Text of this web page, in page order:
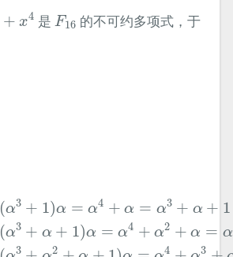
+ x4 是F16
F16 的不可约多项式，于
(α3 + 1)α = α4 + α = α3 + α + 1
(α3 + α + 1)α = α4 + α2 + α = α
3 2 4 3